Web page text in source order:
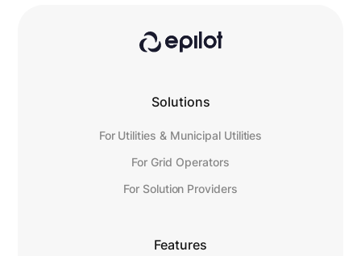
Solutions
For Utilities & Municipal Utilities
For Grid Operators
For Solution Providers
Features